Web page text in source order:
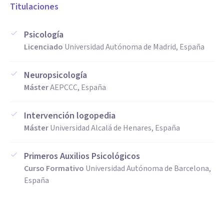
Titulaciones
Psicología
Licenciado Universidad Autónoma de Madrid, España
Neuropsicología
MásterAEPCCC, España
Intervención logopedia
MásterUniversidad Alcalá de Henares, España
Primeros Auxilios Psicológicos
Curso Formativo Universidad Autónoma de Barcelona,
España